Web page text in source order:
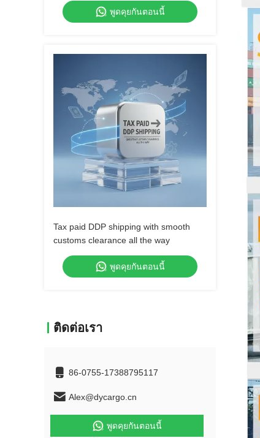
พูดคุยกันตอนนี้
Tax paid DDP shipping with smooth
customs clearance all the way
พูดคุยกันตอนนี้
ติดต่อเรา
86-0755-17388795117
Alex@dycargo.cn
พูดคุยกันตอนนี้